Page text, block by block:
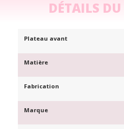
DÉTAILS
Plateau avant
Matière
Fabrication
Marque